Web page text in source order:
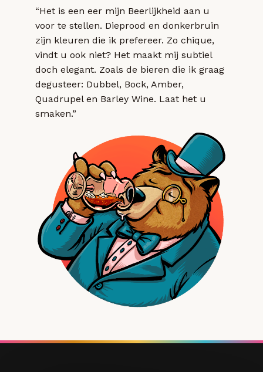
“Het is een eer mijn Beerlijkheid aan u
voor te stellen. Dieprood en donkerbruin
zijn kleuren die ik prefereer. Zo chique,
vindt u ook niet? Het maakt mij subtiel
doch elegant. Zoals de bieren die ik graag
degusteer: Dubbel, Bock, Amber,
Quadrupel en Barley Wine. Laat het u
smaken.”